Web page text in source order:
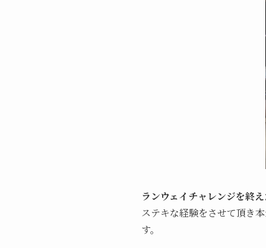
ランウェイチャレンジを終
ステキな経験をさせて頂き
す。